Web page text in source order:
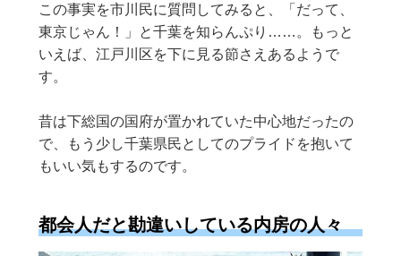
この事実を市川民に質問してみると、「だって、
東京じゃん！」と千葉を知らんぷり……。もっと
いえば、江戸川区を下に見る節さえあるようで
す。
昔は下総国の国府が置かれていた中心地だったの
で、もう少し千葉県民としてのプライドを抱いて
もいい気もするのです。
都会人だと勘違いしている内房の人々